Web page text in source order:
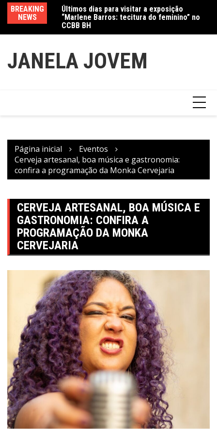
conteúdo
BREAKING
NEWS
Últimos dias para visitar a exposição
“Marlene Barros: tecitura do feminino” no
CCBB BH
Amanda Mangili transforma beleza e
JANELA JOVEM
Página inicial
Eventos
Cerveja artesanal, boa música e gastronomia:
confira a programação da Monka Cervejaria
CERVEJA ARTESANAL, BOA MÚSICA E
GASTRONOMIA: CONFIRA A
PROGRAMAÇÃO DA MONKA
CERVEJARIA